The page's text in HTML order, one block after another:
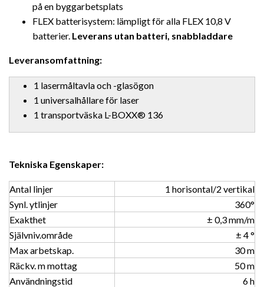
på en byggarbetsplats
FLEX batterisystem: lämpligt för alla FLEX 10,8 V
batterier. Leverans utan batteri, snabbladdare
Leveransomfattning:
1 lasermåltavla och -glasögon
1 universalhållare för laser
1 transportväska L-BOXX® 136
Tekniska Egenskaper:
Antal linjer
1 horisontal/2 vertikal
Synl. ytlinjer
360°
Exakthet
± 0,3 mm/m
Självniv.område
± 4 °
Max arbetskap.
30 m
Räckv. m mottag
50 m
Användningstid
6 h